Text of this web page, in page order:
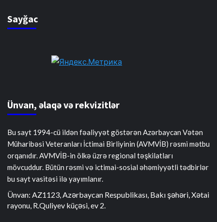
Sayğac
Ünvan, əlaqə və rekvizitlər
Bu sayt 1994-cü ildən fəaliyyət göstərən Azərbaycan Vətən
Müharibəsi Veteranları İctimai Birliyinin (AVMVİB) rəsmi mətbu
orqanıdır. AVMVİB-in ölkə üzrə regional təşkilatları
mövcuddur. Bütün rəsmi və ictimai-sosial əhəmiyyətli tədbirlər
bu sayt vasitəsi ilə yayımlanır.
Ünvan: AZ1123, Azərbaycan Respublikası, Bakı şəhəri, Xətai
rayonu, R.Quliyev küçəsi, ev 2.